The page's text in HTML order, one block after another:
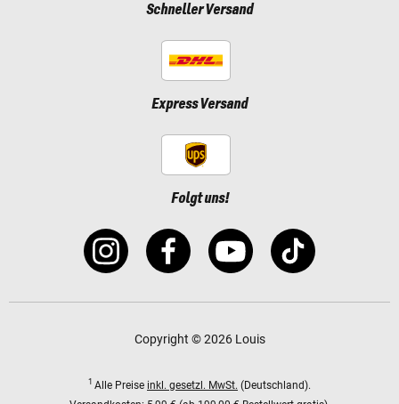
Schneller Versand
Express Versand
Folgt uns!
Copyright © 2026 Louis
1 Alle Preise inkl. gesetzl. MwSt. (Deutschland).